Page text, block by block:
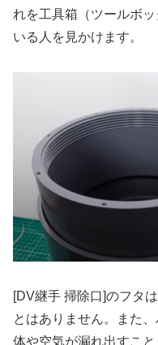
れを工具箱（ツールボ
いる人を見かけます。
[DV継手 掃除口]のフタ
とはありません。また
体や空気が漏れ出すこと